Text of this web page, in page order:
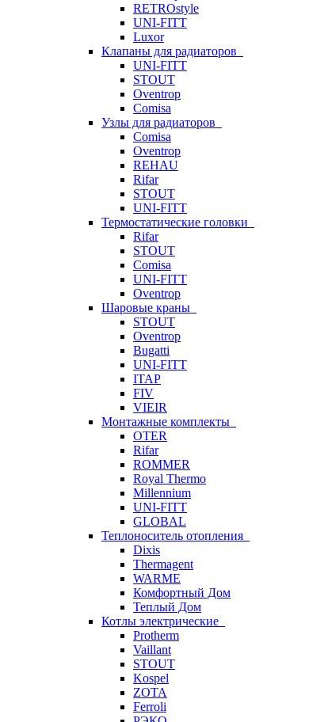
RETROstyle
UNI-FITT
Luxor
Клапаны для радиаторов
UNI-FITT
STOUT
Oventrop
Comisa
Узлы для радиаторов
Comisa
Oventrop
REHAU
Rifar
STOUT
UNI-FITT
Термостатические головки
Rifar
STOUT
Comisa
UNI-FITT
Oventrop
Шаровые краны
STOUT
Oventrop
Bugatti
UNI-FITT
ITAP
FIV
VIEIR
Монтажные комплекты
OTER
Rifar
ROMMER
Royal Thermo
Millennium
UNI-FITT
GLOBAL
Теплоноситель отопления
Dixis
Thermagent
WARME
Комфортный Дом
Теплый Дом
Котлы электрические
Protherm
Vaillant
STOUT
Kospel
ZOTA
Ferroli